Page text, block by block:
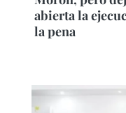
abierta la
la pena